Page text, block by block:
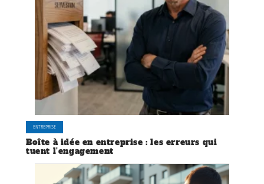
ENTREPRISE
Boîte à idée en entreprise : les erreurs qui
tuent l’engagement